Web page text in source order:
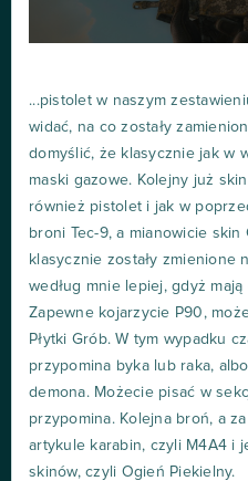
...pistolet w naszym
widać, na co zostały
domyślić, że klasycznie jak w
maski gazowe. Kolejny już
również pistolet i jak w
broni Tec-9, a mianowicie
klasycznie zostały zmienione
według mnie lepiej, gdyż
Zapewne kojarzycie P90,
Płytki Grób. W tym wypadku
przypomina byka lub raka,
demona. Możecie pisać w
przypomina. Kolejna broń, a
artykule karabin, czyli M4A4 i
skinów, czyli Ogień Piekielny.